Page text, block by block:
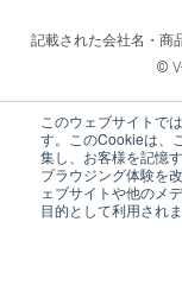
このウェブサイトで
す。このCookieは、
集し、お客様を記憶
ブラウジング体験を
ェブサイトや他のメ
目的として利用され
記載された会社名・商
©